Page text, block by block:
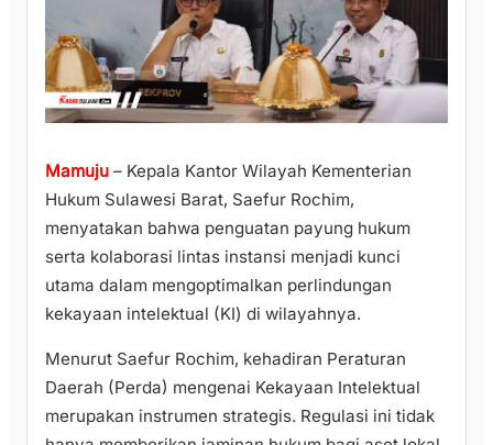
Mamuju – Kepala Kantor Wilayah Kementerian
Hukum Sulawesi Barat, Saefur Rochim,
menyatakan bahwa penguatan payung hukum
serta kolaborasi lintas instansi menjadi kunci
utama dalam mengoptimalkan perlindungan
kekayaan intelektual (KI) di wilayahnya.
Menurut Saefur Rochim, kehadiran Peraturan
Daerah (Perda) mengenai Kekayaan Intelektual
merupakan instrumen strategis. Regulasi ini tidak